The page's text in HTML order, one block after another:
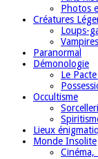
Photos
Créatures
Loups-
Vampires
Paranormal
Démonologie
Le
Occultisme
Lieux
Monde Insolite
Cinéma,